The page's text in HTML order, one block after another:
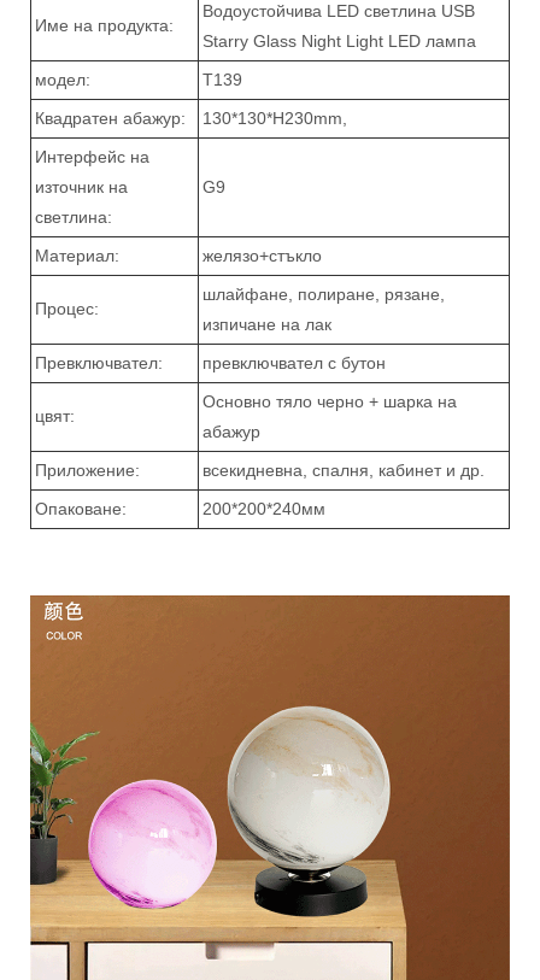
Име на продукта:
Водоустойчива LED светлина USB
Starry Glass Night Light LED лампа
модел:
T139
Квадратен абажур:
130*130*H230mm,
Интерфейс на
източник на
светлина:
G9
Материал: желязо+стъкло
Процес:
шлайфане, полиране, рязане,
изпичане на лак
Превключвател:
превключвател с бутон
цвят:
Основно тяло черно + шарка на
абажур
Приложение:
всекидневна, спалня, кабинет и др.
Опаковане:
200*200*240мм